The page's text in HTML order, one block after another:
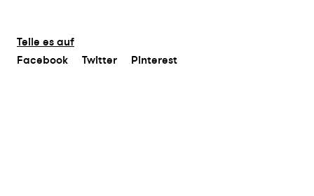
Teile es auf
Facebook
Twitter Pinterest